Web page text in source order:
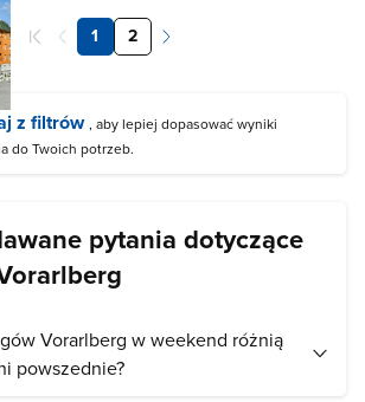
1 2
z filtrów , aby lepiej dopasować wyniki
do Twoich potrzeb.
pytania dotyczące
Vorarlberg w weekend różnią
powszednie?